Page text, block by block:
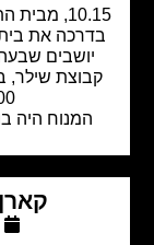
10.15, מבית
את בית עלמין
יושבים שבעה
המנוח היה בנם של
קארן
מרץ 2, 2022